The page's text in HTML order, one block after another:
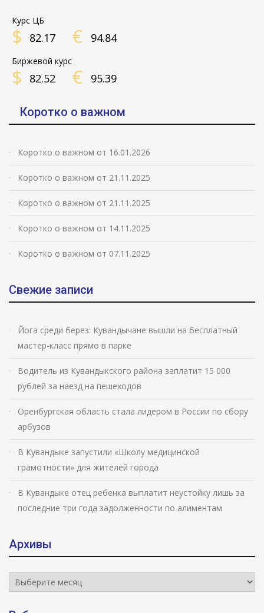
Курс ЦБ
$ 82.17 € 94.84
Биржевой курс
$ 82.52 € 95.39
Коротко о важном
Коротко о важном от 16.01.2026
Коротко о важном от 21.11.2025
Коротко о важном от 21.11.2025
Коротко о важном от 14.11.2025
Коротко о важном от 07.11.2025
Свежие записи
Йога среди берез: Кувандычане вышли на бесплатный
мастер-класс прямо в парке
Водитель из Кувандыкского района заплатит 15 000
рублей за наезд на пешеходов
Оренбургская область стала лидером в России по сбору
арбузов
В Кувандыке запустили «Школу медицинской
грамотности» для жителей города
В Кувандыке отец ребенка выплатит неустойку лишь за
последние три года задолженности по алиментам
Архивы
Архивы